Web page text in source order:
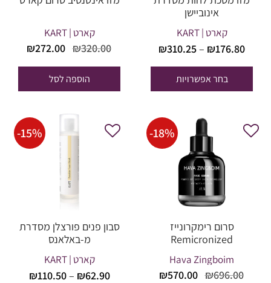
אינוביישן
קארט | KART
₪176.80
–
₪310.25
בחר אפשרויות
קארט | KART
₪320.00
המחיר
היה:
₪320.00.
₪272.00
הוספה לסל
-18%
סרום רימקרונייז
Remicronized
Hava Zingboim
₪696.00
המחיר₪570.00
-15%
סבון פנים פורצלן מסדרת
מ-באלאנס
קארט | KART
₪62.90
–
₪110.50